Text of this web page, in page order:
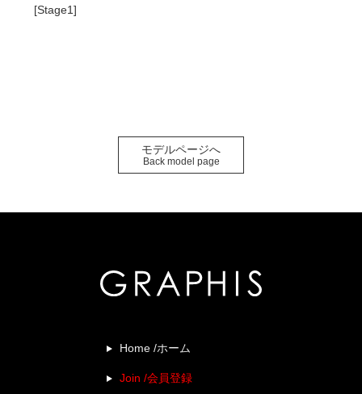
[Stage1]
モデルページへ
Back model page
Home /ホーム
Join /会員登録